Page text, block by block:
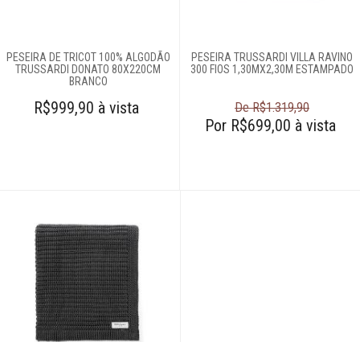
Lençóis
Moda feminina
Toalhas
Travesseiros
PESEIRA DE TRICOT 100% ALGODÃO
TRUSSARDI DONATO 80X220CM
BRANCO
R$999,90 à vista
PESEIRA TRUSSARDI VILLA RAVINO
300 FIOS 1,30MX2,30M ESTAMPADO
De R$1.319,90
Por R$699,00 à vista